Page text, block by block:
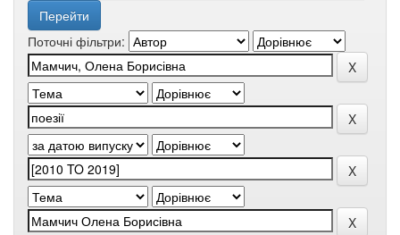
Поточні фільтри: